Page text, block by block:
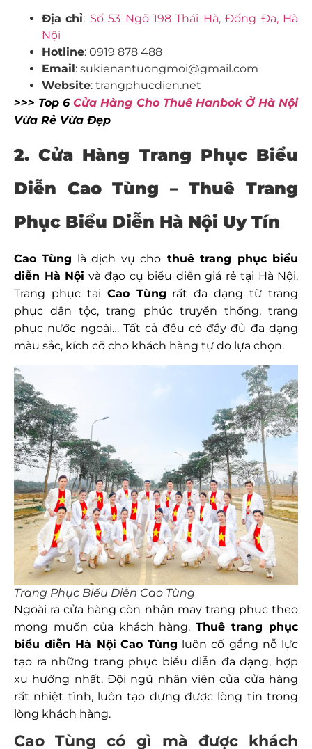
Địa chỉ: Số 53 Ngõ 198 Thái Hà, Đống Đa, Hà
Nội
Hotline: 0919 878 488
Email: sukienantuongmoi@gmail.com
Website: trangphucdien.net
>>> Top 6Cửa Hàng Cho Thuê Hanbok Ở Hà Nội
Vừa Rẻ Vừa Đẹp
2. Cửa Hàng Trang Phục Biểu
Diễn Cao Tùng – Thuê Trang
Phục Biểu Diễn Hà Nội Uy Tín
Cao Tùng là dịch vụ cho thuê trang phục biểu
diễn Hà Nội và đạo cụ biểu diễn giá rẻ tại Hà Nội.
Trang phục tại Cao Tùng rất đa dạng từ trang
phục dân tộc, trang phúc truyền thống, trang
phục nước ngoài… Tất cả đều có đầy đủ đa dạng
màu sắc, kích cỡ cho khách hàng tự do lựa chọn.
Trang Phục Biểu Diễn Cao Tùng
Ngoài ra cửa hàng còn nhận may trang phục theo
mong muốn của khách hàng.Thuê trang phục
biểu diễn Hà Nội Cao Tùng luôn cố gắng nỗ lực
tạo ra những trang phục biểu diễn đa dạng, hợp
xu hướng nhất. Đội ngũ nhân viên của cửa hàng
rất nhiệt tình, luôn tạo dựng được lòng tin trong
lòng khách hàng.
Cao Tùng có gì mà được khách